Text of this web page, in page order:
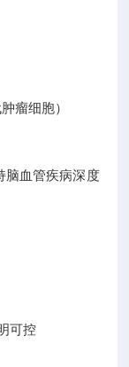
瘤细胞）
脑血管疾病深度
可控